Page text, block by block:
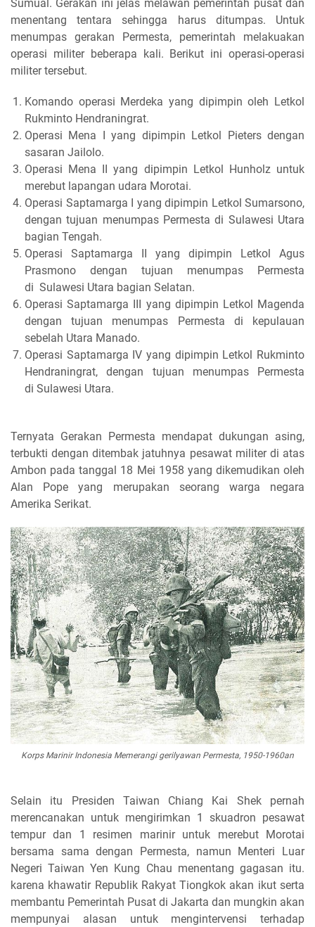
Sumual. Gerakan ini jelas melawan pemerintah pusat dan
menentang tentara sehingga harus ditumpas. Untuk
menumpas gerakan Permesta, pemerintah melakuakan
operasi militer beberapa kali. Berikut ini operasi-operasi
militer tersebut.
Komando operasi Merdeka yang dipimpin oleh Letkol
Rukminto Hendraningrat.
Operasi Mena I yang dipimpin Letkol Pieters dengan
sasaran Jailolo.
Operasi Mena II yang dipimpin Letkol Hunholz untuk
merebut lapangan udara Morotai.
Operasi Saptamarga I yang dipimpin Letkol Sumarsono,
dengan tujuan menumpas Permesta di Sulawesi Utara
bagian Tengah.
Operasi Saptamarga II yang dipimpin Letkol Agus
Prasmono dengan tujuan menumpas Permesta
di Sulawesi Utara bagian Selatan.
Operasi Saptamarga III yang dipimpin Letkol Magenda
dengan tujuan menumpas Permesta di kepulauan
sebelah Utara Manado.
Operasi Saptamarga IV yang dipimpin Letkol Rukminto
Hendraningrat, dengan tujuan menumpas Permesta
di Sulawesi Utara.
Ternyata Gerakan Permesta mendapat dukungan asing,
terbukti dengan ditembak jatuhnya pesawat militer di atas
Ambon pada tanggal 18 Mei 1958 yang dikemudikan oleh
Alan Pope yang merupakan seorang warga negara
Amerika Serikat.
Korps Marinir Indonesia Memerangi gerilyawan Permesta, 1950-1960an
Selain itu Presiden Taiwan Chiang Kai Shek pernah
merencanakan untuk mengirimkan 1 skuadron pesawat
tempur dan 1 resimen marinir untuk merebut Morotai
bersama sama dengan Permesta, namun Menteri Luar
Negeri Taiwan Yen Kung Chau menentang gagasan itu.
karena khawatir Republik Rakyat Tiongkok akan ikut serta
membantu Pemerintah Pusat di Jakarta dan mungkin akan
mempunyai alasan untuk mengintervensi terhadap